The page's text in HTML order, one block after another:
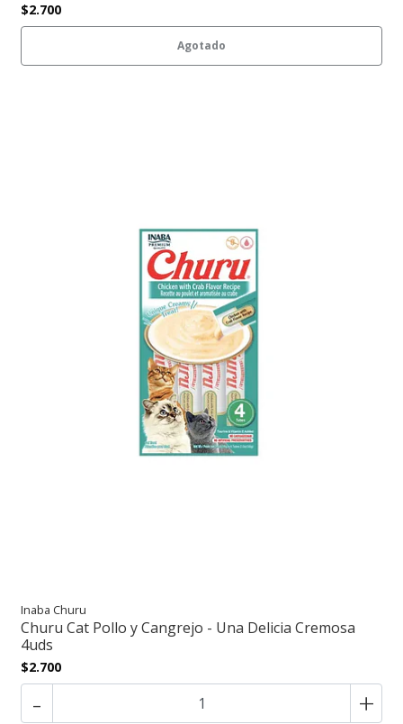
$2.700
Agotado
Inaba Churu
Churu Cat Pollo y Cangrejo - Una Delicia Cremosa
4uds
$2.700
- +